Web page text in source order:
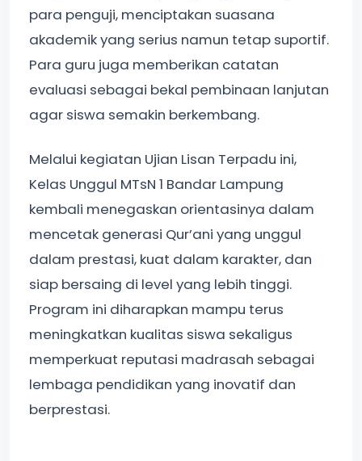
para penguji, menciptakan suasana
akademik yang serius namun tetap suportif.
Para guru juga memberikan catatan
evaluasi sebagai bekal pembinaan lanjutan
agar siswa semakin berkembang.
Melalui kegiatan Ujian Lisan Terpadu ini,
Kelas Unggul MTsN 1 Bandar Lampung
kembali menegaskan orientasinya dalam
mencetak generasi Qur’ani yang unggul
dalam prestasi, kuat dalam karakter, dan
siap bersaing di level yang lebih tinggi.
Program ini diharapkan mampu terus
meningkatkan kualitas siswa sekaligus
memperkuat reputasi madrasah sebagai
lembaga pendidikan yang inovatif dan
berprestasi.